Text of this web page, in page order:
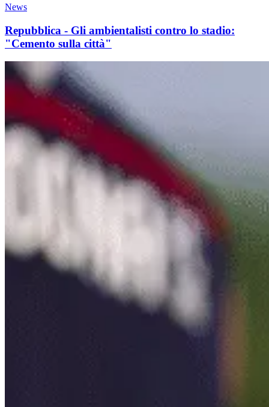
News
Repubblica - Gli ambientalisti contro lo stadio:
"Cemento sulla città"